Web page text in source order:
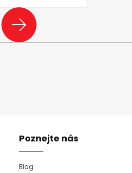
PŘIHLÁSIT
SE
Poznejte nás
Blog